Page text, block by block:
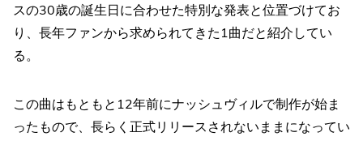
スの30歳の誕生日に合わせた特別な発表と位置づけてお
り、長年ファンから求められてきた1曲だと紹介してい
る。
この曲はもともと12年前にナッシュヴィルで制作が始ま
ったもので、長らく正式リリースされないままになってい